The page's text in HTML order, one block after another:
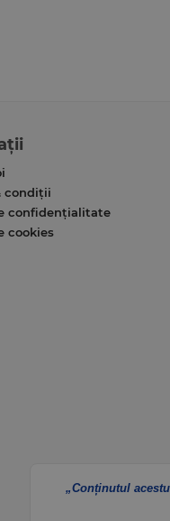
condiții
confidențialitate
cookies
„Conținutul